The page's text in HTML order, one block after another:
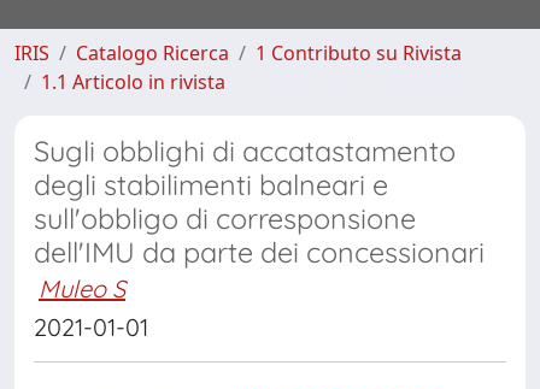
IRIS Catalogo Ricerca
1 Contributo su Rivista
1.1 Articolo in rivista
Sugli obblighi di accatastamento
degli stabilimenti balneari e
sull'obbligo di corresponsione
dell'IMU da parte dei concessionari
Muleo S
2021-01-01